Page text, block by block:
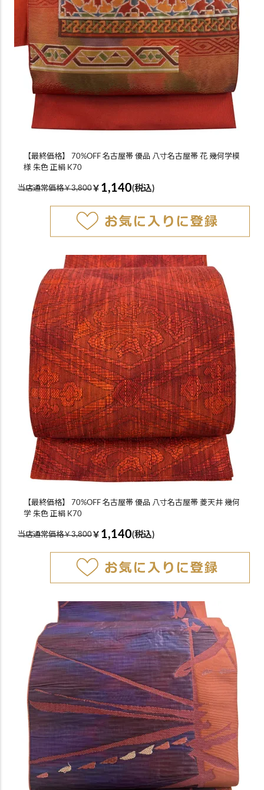
【最終価格】 70%OFF 名古屋帯 優品 八寸名古屋帯 花 幾何学模
様 朱色 正絹 K70
当店通常価格￥3,800￥ 1,140(税込)
【最終価格】 70%OFF 名古屋帯 優品 八寸名古屋帯 菱天井 幾何
学 朱色 正絹 K70
当店通常価格￥3,800￥ 1,140(税込)